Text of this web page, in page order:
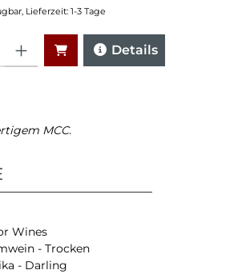
Lieferzeit: 1-3 Tage
Details
MCC.
Wines
- Trocken
- Darling